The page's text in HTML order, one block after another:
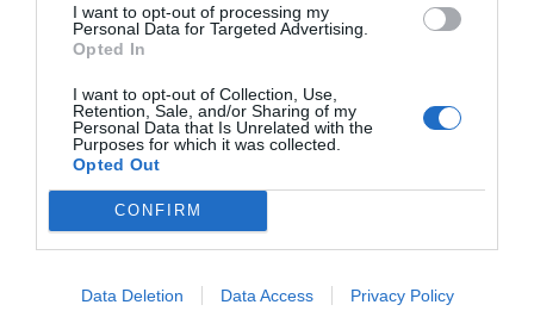
I want to opt-out of processing my
Personal Data for Targeted Advertising.
Opted In
I want to opt-out of Collection, Use,
Retention, Sale, and/or Sharing of my
Personal Data that Is Unrelated with the
Purposes for which it was collected.
Opted Out
CONFIRM
Data Deletion Data Access Privacy Policy